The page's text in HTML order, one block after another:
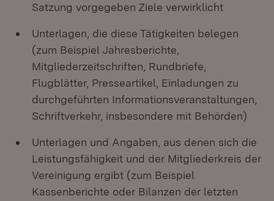
Satzung vorgegeben Ziele verwirklicht
Unterlagen, die diese Tätigkeiten belegen
(zum Beispiel Jahresberichte,
Mitgliederzeitschriften, Rundbriefe,
Flugblätter, Presseartikel, Einladungen zu
durchgeführten Informationsveranstaltungen,
Schriftverkehr, insbesondere mit Behörden)
Unterlagen und Angaben, aus denen sich die
Leistungsfähigkeit und der Mitgliederkreis der
Vereinigung ergibt (zum Beispiel
Kassenberichte oder Bilanzen der letzten